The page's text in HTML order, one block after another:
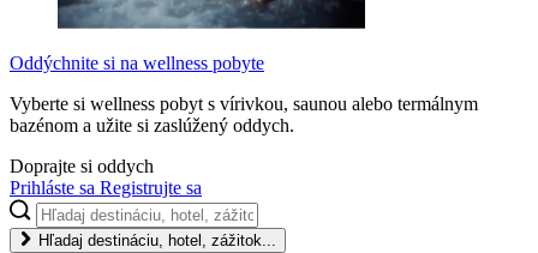
Oddýchnite si na wellness pobyte
Vyberte si wellness pobyt s vírivkou, saunou alebo termálnym
bazénom a užite si zaslúžený oddych.
Doprajte si oddych
Prihláste sa Registrujte sa
Hľadaj destináciu, hotel, zážitok...